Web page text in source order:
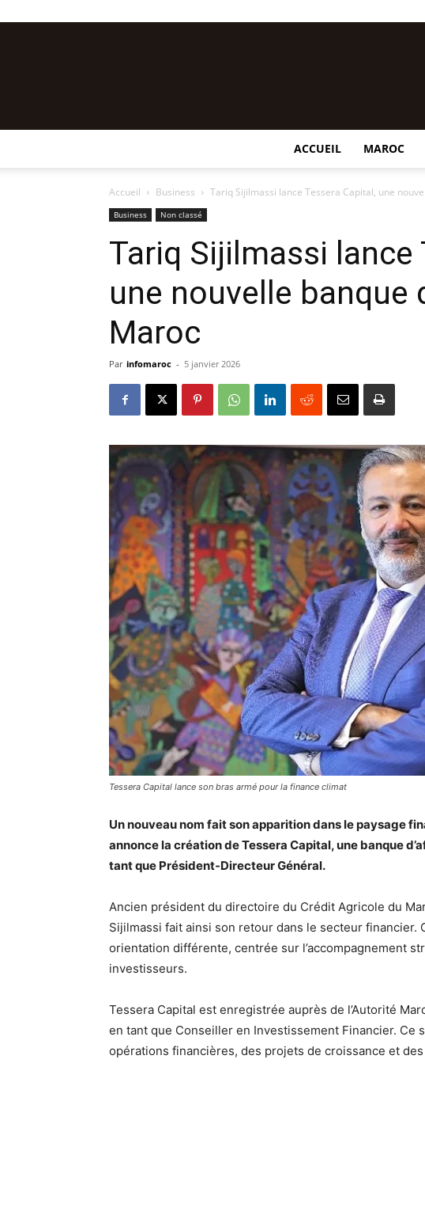
ACCUEIL MAROC
Accueil Business Tariq Sijilmassi lance Tessera Capital, une
Business Non classé
Tariq Sijilmassi lance
une nouvelle banque
Maroc
Par infomaroc - 5 janvier 2026
Tessera Capital lance son bras armé pour la finance climat
Un nouveau nom fait son apparition dans le paysage
annonce la création de Tessera Capital, une banque
tant que Président-Directeur Général.
Ancien président du directoire du Crédit Agricole du
Sijilmassi fait ainsi son retour dans le secteur
orientation différente, centrée sur l’accompagnement
investisseurs.
Tessera Capital est enregistrée auprès de l’Autorité
en tant que Conseiller en Investissement Financier. Ce
opérations financières, des projets de croissance et